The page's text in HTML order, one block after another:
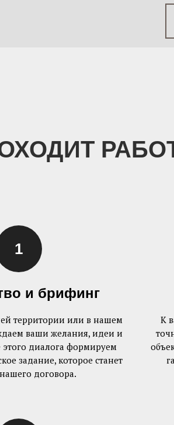
и брифинг
территории или в нашем
ваши желания, идеи и
диалога формируем
задание, которое станет
договора.
К